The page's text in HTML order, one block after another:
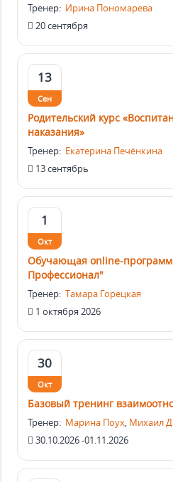
Тренер: Ирина Пономарева
20 сентября
13
Сен
Родительский курс
наказания»
Тренер: Екатерина Печёнкина
13 сентябрь
1
Окт
Обучающая online-
Профессионал"
Тренер: Тамара Горецкая
1 октября 2026
30
Окт
Базовый тренинг
Тренер: Марина Поух, Михаил
30.10.2026 -01.11.2026